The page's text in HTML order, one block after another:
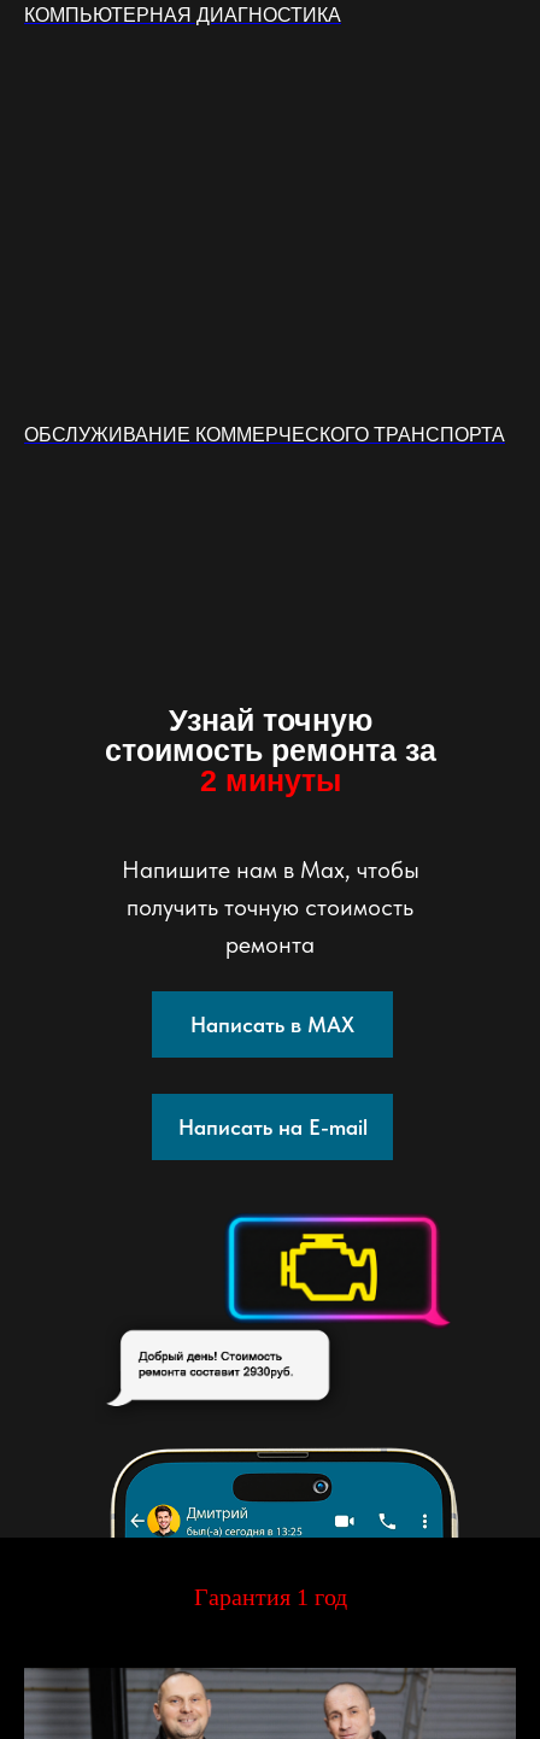
КОМПЬЮТЕРНАЯ ДИАГНОСТИКА
ОБСЛУЖИВАНИЕ КОММЕРЧЕСКОГО ТРАНСПОРТА
Узнай точную
стоимость ремонта за
2 минуты
Напишите нам в Мах, чтобы
получить точную стоимость
ремонта
Написать в MAX
Написать на E-mail
Гарантия 1 год